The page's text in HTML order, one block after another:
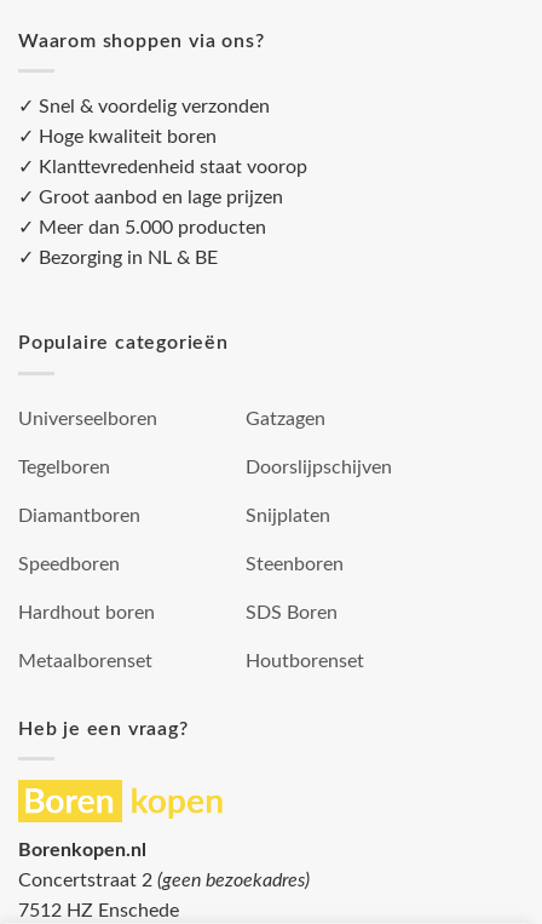
Waarom shoppen via ons?
✓ Snel & voordelig verzonden
✓ Hoge kwaliteit boren
✓ Klanttevredenheid staat voorop
✓ Groot aanbod en lage prijzen
✓ Meer dan 5.000 producten
✓ Bezorging in NL & BE
Populaire categorieën
Universeelboren
Tegelboren
Diamantboren
Speedboren
Hardhout boren
Metaalborenset
Gatzagen
Doorslijpschijven
Snijplaten
Steenboren
SDS Boren
Houtborenset
Heb je een vraag?
Borenkopen.nl
Concertstraat 2 (geen bezoekadres)
7512 HZ Enschede